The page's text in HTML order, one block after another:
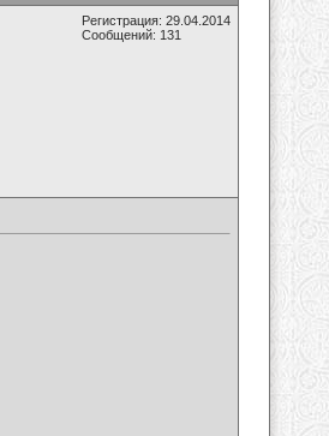
Регистрация: 29.04.2014
Сообщений: 131